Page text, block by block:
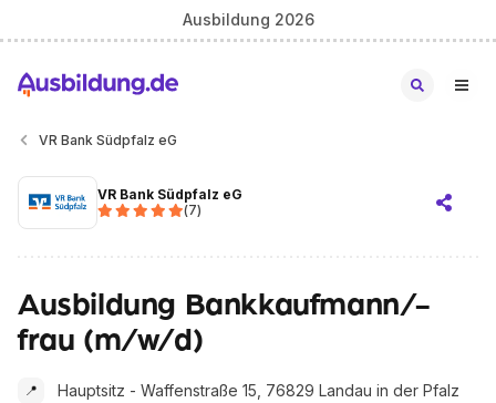
Ausbildung 2026
VR Bank Südpfalz eG
VR Bank Südpfalz eG
(7)
Ausbildung Bankkaufmann/-
frau (m/w/d)
📍 Hauptsitz - Waffenstraße 15, 76829 Landau in der Pfalz